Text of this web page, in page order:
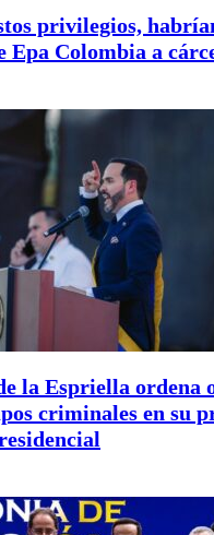
privilegios,
Epa Colombia a
la Espriella ordena
criminales en su